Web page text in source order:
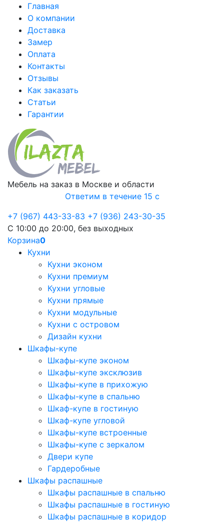
Главная
О компании
Доставка
Замер
Оплата
Контакты
Отзывы
Как заказать
Статьи
Гарантии
Мебель на заказ в Москве и области
Ответим в течение 15 с
+7 (967) 443-33-83 +7 (936) 243-30-35
С 10:00 до 20:00, без выходных
Корзина0
Кухни
Кухни эконом
Кухни премиум
Кухни угловые
Кухни прямые
Кухни модульные
Кухни с островом
Дизайн кухни
Шкафы-купе
Шкафы-купе эконом
Шкафы-купе эксклюзив
Шкафы-купе в прихожую
Шкафы-купе в спальню
Шкаф-купе в гостиную
Шкаф-купе угловой
Шкафы-купе встроенные
Шкафы-купе с зеркалом
Двери купе
Гардеробные
Шкафы распашные
Шкафы распашные в спальню
Шкафы распашные в гостиную
Шкафы распашные в коридор